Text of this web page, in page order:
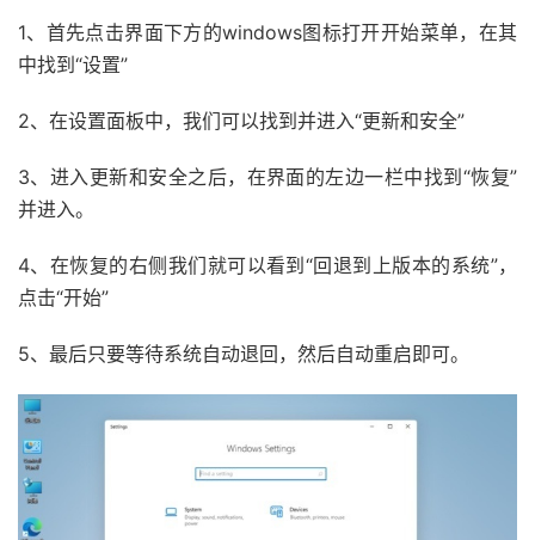
1、首先点击界面下方的windows图标打开开始菜单，在其
中找到“设置”
2、在设置面板中，我们可以找到并进入“更新和安全”
3、进入更新和安全之后，在界面的左边一栏中找到“恢复”
并进入。
4、在恢复的右侧我们就可以看到“回退到上版本的系统”，
点击“开始”
5、最后只要等待系统自动退回，然后自动重启即可。